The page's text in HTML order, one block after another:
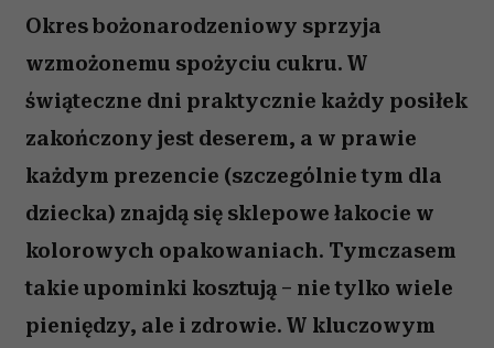
Okres bożonarodzeniowy sprzyja
wzmożonemu spożyciu cukru. W
świąteczne dni praktycznie każdy posiłek
zakończony jest deserem, a w prawie
każdym prezencie (szczególnie tym dla
dziecka) znajdą się sklepowe łakocie w
kolorowych opakowaniach. Tymczasem
takie upominki kosztują – nie tylko wiele
pieniędzy, ale i zdrowie. W kluczowym